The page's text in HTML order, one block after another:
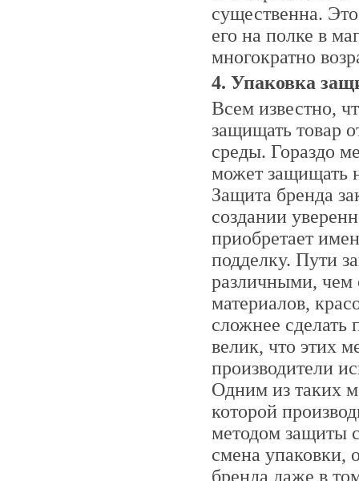
существенна.
его на полке в
многократно
4. Упаковка
Всем известно,
защищать товар
среды. Гораздо
может защищать
Защита бренда
создании
приобретает
подделку. Пути
различными, чем
материалов,
сложнее сделать
велик, что этих
производители
Одним из таких
которой
методом защиты
смена упаковки,
бренда даже в